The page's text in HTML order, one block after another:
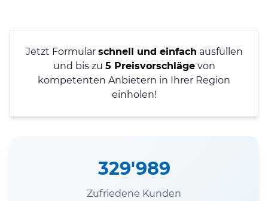
Jetzt Formular schnell und einfach ausfüllen
und bis zu 5 Preisvorschlägevon
kompetenten Anbietern in Ihrer Region
einholen!
329'989
Zufriedene Kunden